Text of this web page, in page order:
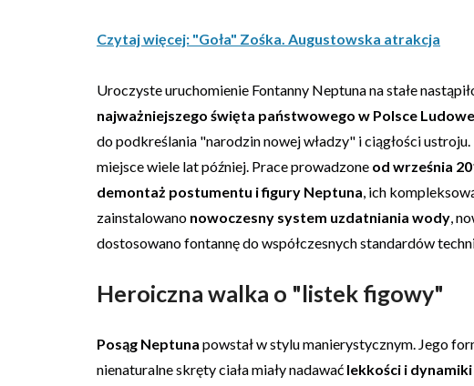
Czytaj więcej: "Goła" Zośka. Augustowska atrakcja
Uroczyste uruchomienie Fontanny Neptuna na stałe
najważniejszego święta państwowego w Polsce
do podkreślania "narodzin nowej władzy" i ciągłości
miejsce wiele lat później. Prace prowadzone od września
demontaż postumentu i figury Neptuna, ich
zainstalowano nowoczesny system uzdatniania wody,
dostosowano fontannę do współczesnych standardów
Heroiczna walka o "listek figowy"
Posąg Neptuna powstał w stylu manierystycznym. Jego
nienaturalne skręty ciała miały nadawać lekkości i dynamiki